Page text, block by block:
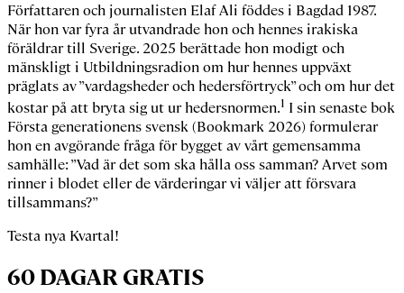
Författaren och journalisten Elaf Ali föddes i Bagdad 1987.
När hon var fyra år utvandrade hon och hennes irakiska
föräldrar till Sverige. 2025 berättade hon modigt och
mänskligt i Utbildningsradion om hur hennes uppväxt
präglats av ”vardagsheder och hedersförtryck” och om hur det
kostar på att bryta sig ut ur hedersnormen.1 I sin senaste bok
Första generationens svensk(Bookmark 2026) formulerar
hon en avgörande fråga för bygget av vårt gemensamma
samhälle: ”Vad är det som ska hålla oss samman? Arvet som
rinner i blodet eller de värderingar vi väljer att försvara
tillsammans?”
Testa nya Kvartal!
60 DAGAR GRATIS